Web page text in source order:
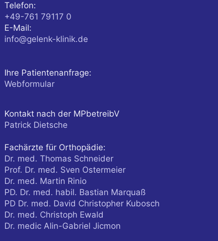
Telefon:
+49-761 79117 0
E-Mail:
info@gelenk-klinik.de
Ihre Patientenanfrage:
Webformular
Kontakt nach der MPbetreibV
Patrick Dietsche
Fachärzte für Orthopädie:
Dr. med. Thomas Schneider
Prof. Dr. med. Sven Ostermeier
Dr. med. Martin Rinio
PD. Dr. med. habil. Bastian Marquaß
PD Dr. med. David Christopher Kubosch
Dr. med. Christoph Ewald
Dr. medic Alin-Gabriel Jicmon